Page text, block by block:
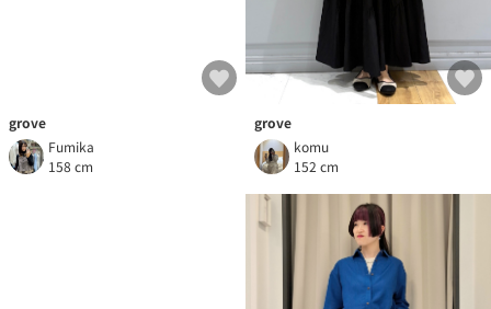
grove
Fumika
158 cm
grove
komu
152 cm